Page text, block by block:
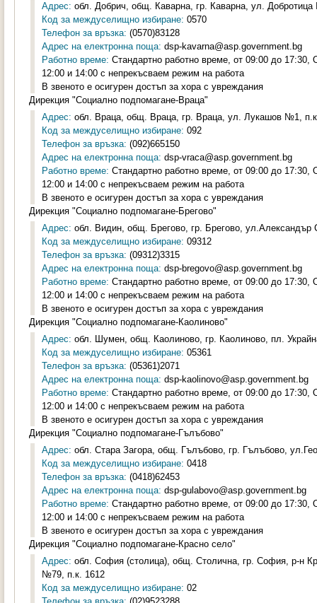
Адрес: обл. Добрич, общ. Каварна, гр. Каварна, ул.
Код за междуселищно избиране: 0570
Телефон за връзка: (0570)83128
Адрес на електронна поща: dsp-kavarna@asp.government.bg
Работно време: Стандартно работно време, от 09:00 до
12:00 и 14:00 с непрекъсваем режим на работа
В звеното е осигурен достъп за хора с увреждания
Дирекция "Социално подпомагане-Враца"
Адрес: обл. Враца, общ. Враца, гр. Враца, ул. Лукашов №1,
Код за междуселищно избиране: 092
Телефон за връзка: (092)665150
Адрес на електронна поща: dsp-vraca@asp.government.bg
Работно време: Стандартно работно време, от 09:00 до
12:00 и 14:00 с непрекъсваем режим на работа
В звеното е осигурен достъп за хора с увреждания
Дирекция "Социално подпомагане-Брегово"
Адрес: обл. Видин, общ. Брегово, гр. Брегово,
Код за междуселищно избиране: 09312
Телефон за връзка: (09312)3315
Адрес на електронна поща: dsp-bregovo@asp.government.bg
Работно време: Стандартно работно време, от 09:00 до
12:00 и 14:00 с непрекъсваем режим на работа
В звеното е осигурен достъп за хора с увреждания
Дирекция "Социално подпомагане-Каолиново"
Адрес: обл. Шумен, общ. Каолиново, гр. Каолиново, пл.
Код за междуселищно избиране: 05361
Телефон за връзка: (05361)2071
Адрес на електронна поща: dsp-kaolinovo@asp.government.bg
Работно време: Стандартно работно време, от 09:00 до
12:00 и 14:00 с непрекъсваем режим на работа
В звеното е осигурен достъп за хора с увреждания
Дирекция "Социално подпомагане-Гълъбово"
Адрес: обл. Стара Загора, общ. Гълъбово, гр. Гълъбово,
Код за междуселищно избиране: 0418
Телефон за връзка: (0418)62453
Адрес на електронна поща: dsp-gulabovo@asp.government.bg
Работно време: Стандартно работно време, от 09:00 до
12:00 и 14:00 с непрекъсваем режим на работа
В звеното е осигурен достъп за хора с увреждания
Дирекция "Социално подпомагане-Красно село"
Адрес: обл. София (столица), общ. Столична, гр. София, р-н
№79, п.к. 1612
Код за междуселищно избиране: 02